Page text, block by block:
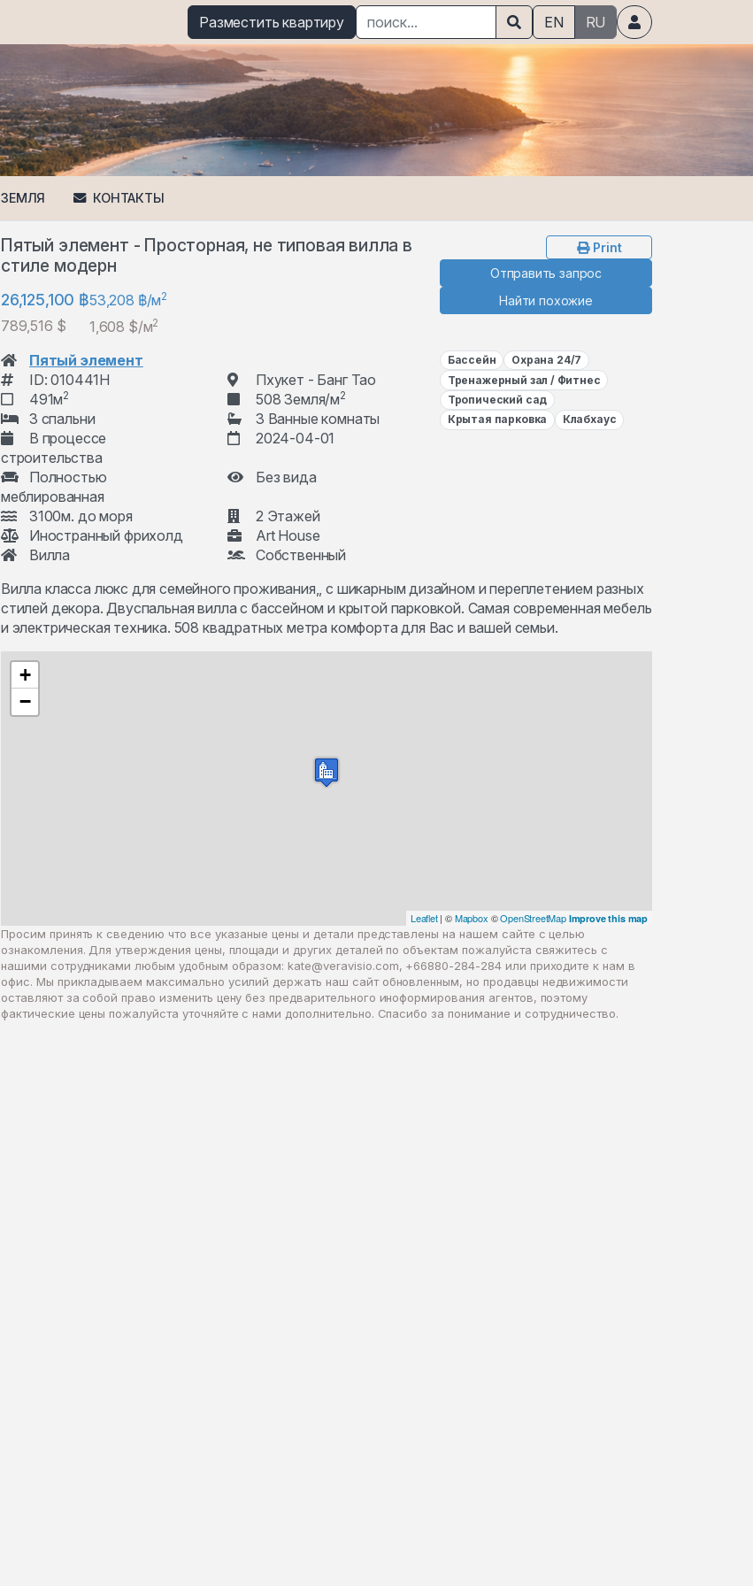
Разместить квартиру EN RU
ЗЕМЛЯ КОНТАКТЫ
Пятый элемент - Просторная, не типовая вилла в
стиле модерн
26,125,100 ฿
789,516 $
53,208 ฿/м2
1,608 $/м2
Print
Отправить запрос
Найти похожие
Пятый элемент
ID: 010441H
Пхукет - Банг Тао
491м2 508 Земля/м2
3 спальни
3 Ванные комнаты
В процессе
строительства
2024-04-01
Полностью
меблированная
Без вида
3100м. до моря
2 Этажей
Иностранный фрихолд
Art House
Вилла
Собственный
Бассейн
Охрана 24/7
Тренажерный зал / Фитнес
Тропический сад
Крытая парковка
Клабхаус
Вилла класса люкс для семейного проживания,, с шикарным дизайном и переплетением разных
стилей декора. Двуспальная вилла с бассейном и крытой парковкой. Самая современная мебель
и электрическая техника. 508 квадратных метра комфорта для Вас и вашей семьи.
+
−
Leaflet| ©Mapbox ©OpenStreetMap Improve this map
Просим принять к сведению что все указаные цены и детали представлены на нашем сайте с целью
ознакомления. Для утверждения цены, площади и других деталей по объектам пожалуйста свяжитесь с
нашими сотрудниками любым удобным образом: kate@veravisio.com, +66880-284-284 или приходите к нам в
офис. Мы прикладываем максимально усилий держать наш сайт обновленным, но продавцы недвижимости
оставляют за собой право изменить цену без предварительного иноформирования агентов, поэтому
фактические цены пожалуйста уточняйте с нами дополнительно. Спасибо за понимание и сотрудничество.